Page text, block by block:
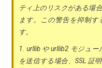
ティ上のリスクがある場
ます。この警告を抑制
す。
1. urllib や urllib2 モジュー
を送信する場合、SSL 証